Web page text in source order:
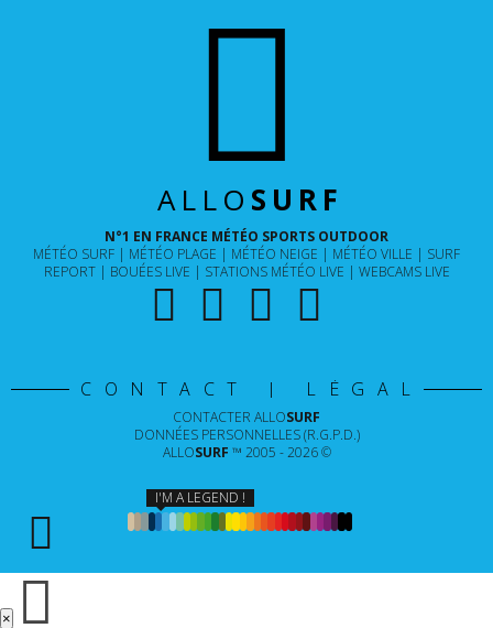
ALLO SURF
N°1 EN FRANCE MÉTÉO SPORTS OUTDOOR
MÉTÉO SURF
MÉTÉO PLAGE MÉTÉO NEIGE MÉTÉO VILLE
SURF
REPORT
BOUÉES LIVE STATIONS MÉTÉO LIVE WEBCAMS LIVE
CONTACT | LÉGAL
CONTACTER ALLOSURF
DONNÉES PERSONNELLES (R.G.P.D.)
ALLOSURF ™ 2005 - 2026 ©
I'M A LEGEND !
×